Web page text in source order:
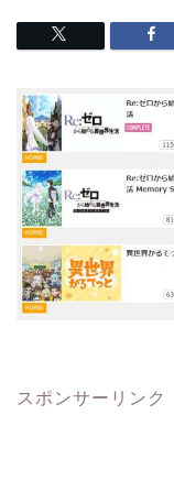
スポンサーリンク